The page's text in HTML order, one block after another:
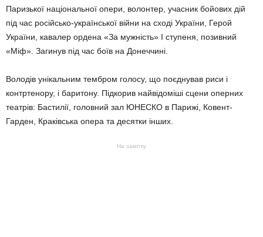
Паризької національної опери, волонтер, учасник бойових дій
під час російсько-української війни на сході України, Герой
України, кавалер ордена «За мужність» І ступеня, позивний
«Міф». Загинув під час боїв на Донеччині.
Володів унікальним тембром голосу, що поєднував риси і
контртенору, і баритону. Підкорив найвідоміші сцени оперних
театрів: Бастилії, головний зал ЮНЕСКО в Парижі, Ковент-
Гарден, Краківська опера та десятки інших.
На замітку